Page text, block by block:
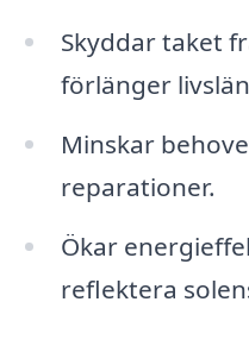
Skyddar taket
förlänger
Minskar
reparationer.
Ökar
reflektera